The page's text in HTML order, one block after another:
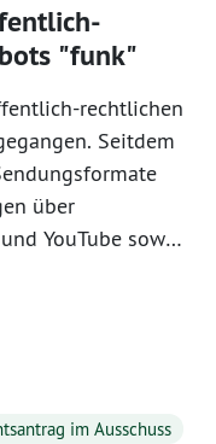
"funk"
rechtlichen
Seitdem
über
YouTube sowie
Jugendangebots
Seit dem
im Ausschuss